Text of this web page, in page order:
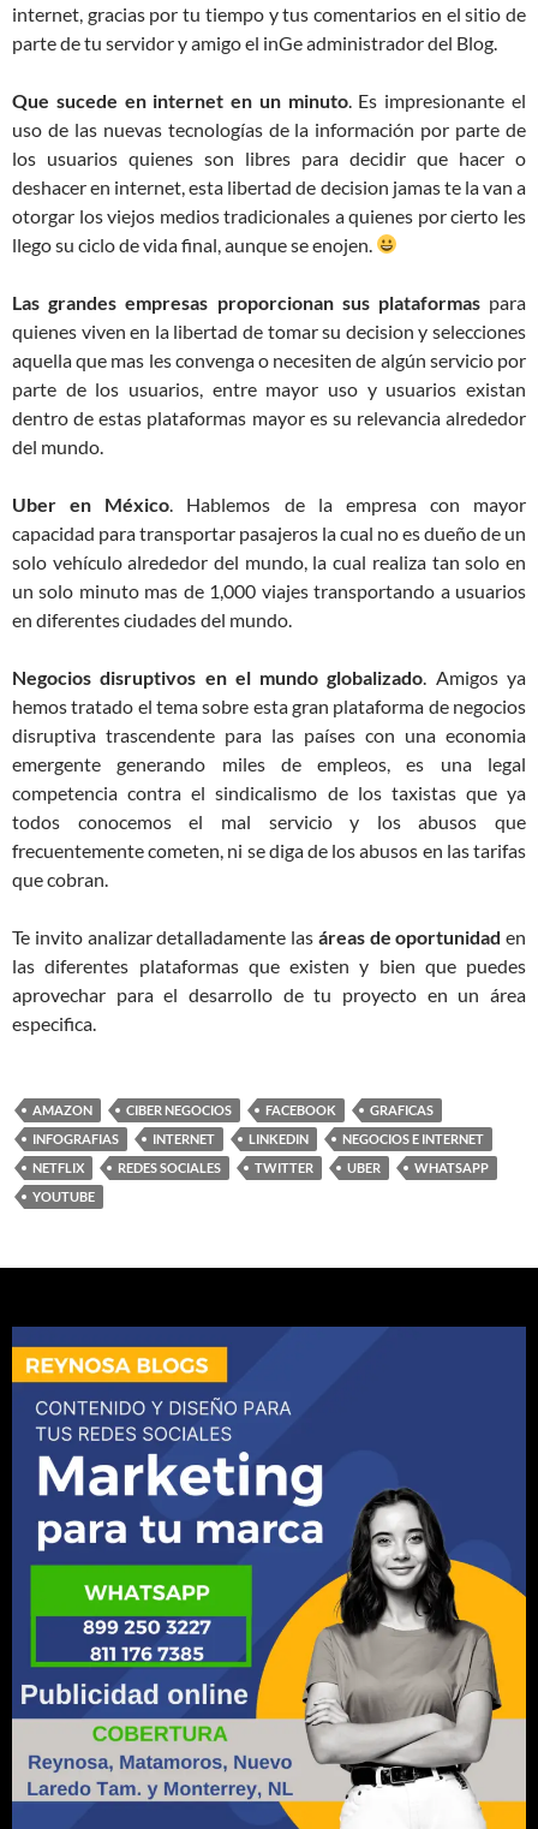
internet, gracias por tu tiempo y tus comentarios en el sitio de
parte de tu servidor y amigo el inGe administrador del Blog.
Que sucede en internet en un minuto. Es impresionante el
uso de las nuevas tecnologías de la información por parte de
los usuarios quienes son libres para decidir que hacer o
deshacer en internet, esta libertad de decision jamas te la van a
otorgar los viejos medios tradicionales a quienes por cierto les
llego su ciclo de vida final, aunque se enojen.
Las grandes empresas proporcionan sus plataformaspara
quienes viven en la libertad de tomar su decision y selecciones
aquella que mas les convenga o necesiten de algún servicio por
parte de los usuarios, entre mayor uso y usuarios existan
dentro de estas plataformas mayor es su relevancia alrededor
del mundo.
Uber en México. Hablemos de la empresa con mayor
capacidad para transportar pasajeros la cual no es dueño de un
solo vehículo alrededor del mundo, la cual realiza tan solo en
un solo minuto mas de 1,000 viajes transportando a usuarios
en diferentes ciudades del mundo.
Negocios disruptivos en el mundo globalizado. Amigos ya
hemos tratado el tema sobre esta gran plataforma de negocios
disruptiva trascendente para las países con una economia
emergente generando miles de empleos, es una legal
competencia contra el sindicalismo de los taxistas que ya
todos conocemos el mal servicio y los abusos que
frecuentemente cometen, ni se diga de los abusos en las tarifas
que cobran.
Te invito analizar detalladamente las áreas de oportunidad en
las diferentes plataformas que existen y bien que puedes
aprovechar para el desarrollo de tu proyecto en un área
especifica.
AMAZON CIBER NEGOCIOS FACEBOOK
GRAFICAS
INFOGRAFIAS
INTERNET LINKEDIN
NEGOCIOS E INTERNET
NETFLIX
REDES SOCIALES TWITTER UBER
WHATSAPP
YOUTUBE